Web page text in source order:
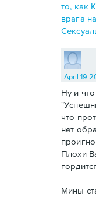
то, как
врага
April 19
Ну и
что
нет
Плохи
Мины